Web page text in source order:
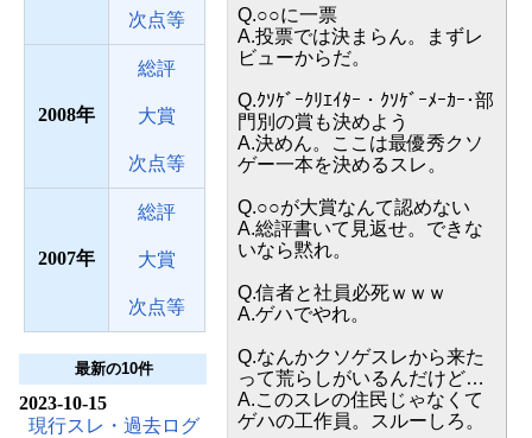
次点等
2008
総評
大賞
次点等
2007
総評
大賞
次点等
最新の10件
2023-10-15
現行スレ・過去ログ
Q.○○に一票
A.投票では決まらん。まずレ
ビューからだ。
Q.ｸｿｹﾞｰｸﾘｴｲﾀｰ・ｸｿｹﾞｰﾒｰｶｰ･部
門別の賞も決めよう
A.決めん。ここは最優秀クソ
ゲー一本を決めるスレ。
Q.○○が大賞なんて認めない
A.総評書いて見返せ。できな
いなら黙れ。
Q.信者と社員必死ｗｗｗ
A.ゲハでやれ。
Q.なんかクソゲスレから来た
って荒らしがいるんだけど…
A.このスレの住民じゃなくて
ゲハの工作員。スルーしろ。